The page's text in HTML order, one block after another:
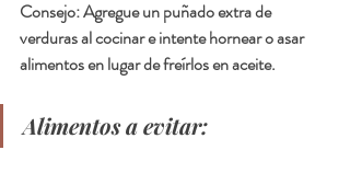
Consejo: Agregue un puñado extra de
verduras al cocinar e intente hornear o asar
alimentos en lugar de freírlos en aceite.
Alimentos a evitar: